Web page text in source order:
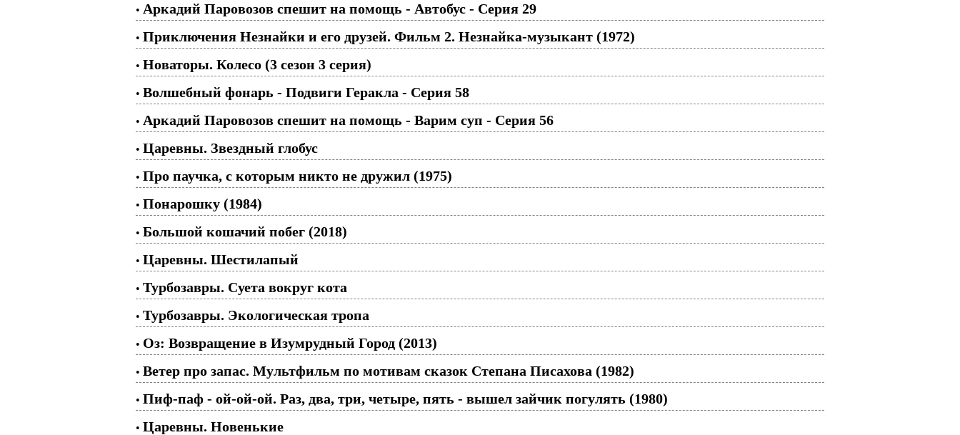
• Аркадий Паровозов спешит на помощь - Автобус - Серия 29
• Приключения Незнайки и его друзей. Фильм 2. Незнайка-музыкант (1972)
• Новаторы. Колесо (3 сезон 3 серия)
• Волшебный фонарь - Подвиги Геракла - Серия 58
• Аркадий Паровозов спешит на помощь - Варим суп - Серия 56
• Царевны. Звездный глобус
• Про паучка, с которым никто не дружил (1975)
• Понарошку (1984)
• Большой кошачий побег (2018)
• Царевны. Шестилапый
• Турбозавры. Суета вокруг кота
• Турбозавры. Экологическая тропа
• Оз: Возвращение в Изумрудный Город (2013)
• Ветер про запас. Мультфильм по мотивам сказок Степана Писахова (1982)
• Пиф-паф - ой-ой-ой. Раз, два, три, четыре, пять - вышел зайчик погулять (1980)
• Царевны. Новенькие